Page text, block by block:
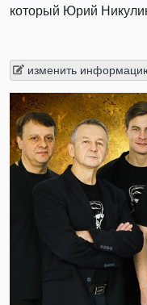
который Юрий
изменить